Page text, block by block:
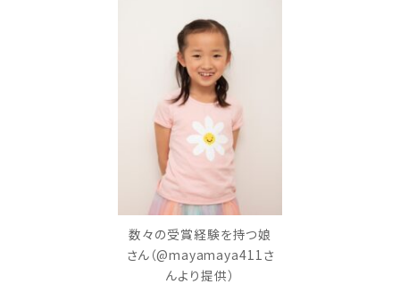
数々の受賞経験を持つ娘
さん（@mayamaya411さ
んより提供）